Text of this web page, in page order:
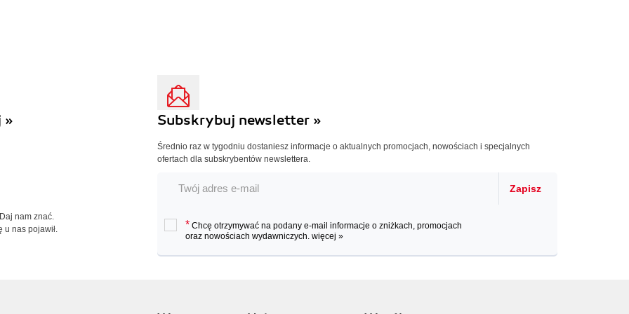
»
nam znać.
u nas pojawił.
Subskrybuj newsletter »
Średnio raz w tygodniu dostaniesz informacje o aktualnych promocjach, nowościach i specjalnych
ofertach dla subskrybentów newslettera.
Zapisz
* Chcę otrzymywać na podany e-mail informacje o zniżkach, promocjach
oraz nowościach wydawniczych. więcej »